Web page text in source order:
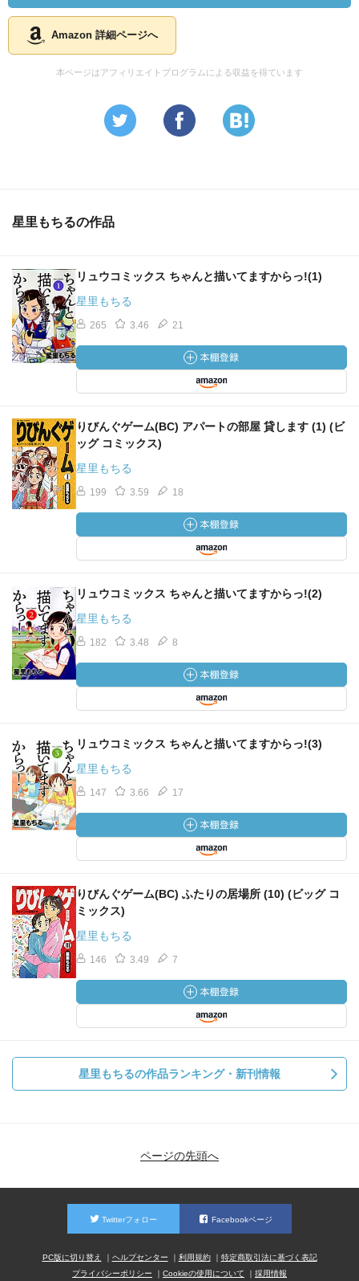
Amazon 詳細ページへ
本ページはアフィリエイトプログラムによる収益を得ています
星里もちるの作品
リュウコミックス ちゃんと描いてますからっ!(1)
星里もちる
265 3.46 21
りびんぐゲーム(BC) アパートの部屋 貸します (1) (ビ
ッグ コミックス)
星里もちる
199 3.59 18
リュウコミックス ちゃんと描いてますからっ!(2)
星里もちる
182 3.48 8
リュウコミックス ちゃんと描いてますからっ!(3)
星里もちる
147 3.66 17
りびんぐゲーム(BC) ふたりの居場所 (10) (ビッグ コ
ミックス)
星里もちる
146 3.49 7
星里もちるの作品ランキング・新刊情報
ページの先頭へ
Twitterフォロー Facebookページ
PC版に切り替え ヘルプセンター 利用規約
特定商取引法に基づく表記
プライバシーポリシー
Cookieの使用について 採用情報